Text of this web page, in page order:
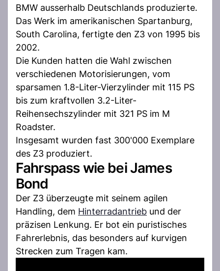
BMW ausserhalb Deutschlands produzierte.
Das Werk im amerikanischen Spartanburg,
South Carolina, fertigte den Z3 von 1995 bis
2002.
Die Kunden hatten die Wahl zwischen
verschiedenen Motorisierungen, vom
sparsamen 1.8-Liter-Vierzylinder mit 115 PS
bis zum kraftvollen 3.2-Liter-
Reihensechszylinder mit 321 PS im M
Roadster.
Insgesamt wurden fast 300'000 Exemplare
des Z3 produziert.
Fahrspass wie bei James
Bond
Der Z3 überzeugte mit seinem agilen
Handling, dem Hinterradantrieb und der
präzisen Lenkung. Er bot ein puristisches
Fahrerlebnis, das besonders auf kurvigen
Strecken zum Tragen kam.